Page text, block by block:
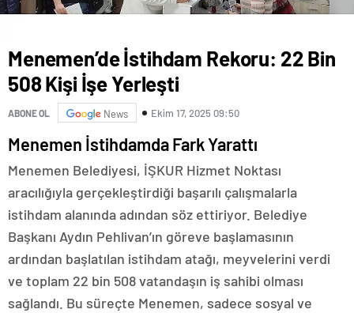
Menemen’de İstihdam Rekoru: 22 Bin
508 Kişi İşe Yerleşti
ABONE OL News Ekim 17, 2025 09:50
Menemen İstihdamda Fark Yarattı
Menemen Belediyesi, İŞKUR Hizmet Noktası
aracılığıyla gerçekleştirdiği başarılı çalışmalarla
istihdam alanında adından söz ettiriyor. Belediye
Başkanı Aydın Pehlivan’ın göreve başlamasının
ardından başlatılan istihdam atağı, meyvelerini verdi
ve toplam 22 bin 508 vatandaşın iş sahibi olması
sağlandı. Bu süreçte Menemen, sadece sosyal ve